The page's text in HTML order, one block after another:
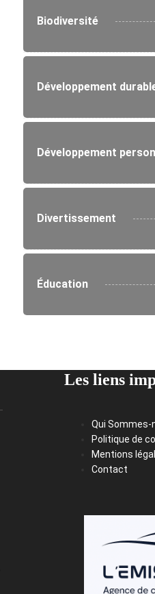
Biodiversité
Développement
Développement
Divertissement
Éducation
Les liens
Qui Sommes-
Politique de
Mentions
Contact